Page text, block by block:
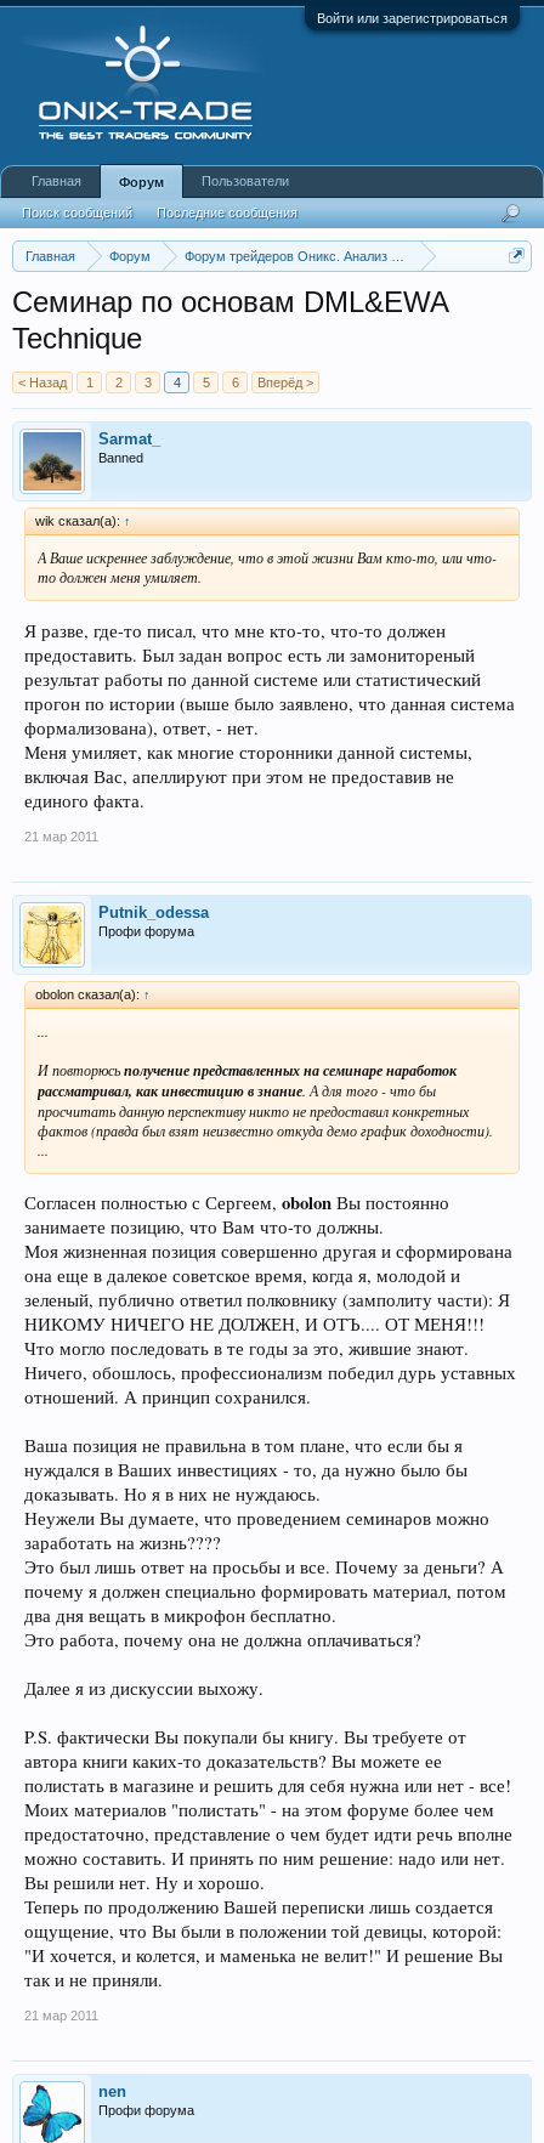
Войти или зарегистрироваться
Главная Форум
Форум трейдеров Оникс. Анализ и обсуждение рынка
Семинар по основам DML&EWA
Technique
< Назад 1 2 3 4 5 6 Вперёд >
Sarmat_
Banned
wik сказал(а): ↑
А Ваше искреннее заблуждение, что в этой жизни Вам кто-то, или что-
то должен меня умиляет.
Я разве, где-то писал, что мне кто-то, что-то должен
предоставить. Был задан вопрос есть ли замонитореный
результат работы по данной системе или статистический
прогон по истории (выше было заявлено, что данная система
формализована), ответ, - нет.
Меня умиляет, как многие сторонники данной системы,
включая Вас, апеллируют при этом не предоставив не
единого факта.
21 мар 2011
Putnik_odessa
Профи форума
obolon сказал(а): ↑
...
И повторюсьполучение представленных на семинаре наработок
рассматривал, как инвестицию в знание. А для того - что бы
просчитать данную перспективу никто не предоставил конкретных
фактов (правда был взят неизвестно откуда демо график доходности).
...
Согласен полностью с Сергеем, obolon Вы постоянно
занимаете позицию, что Вам что-то должны.
Моя жизненная позиция совершенно другая и сформирована
она еще в далекое советское время, когда я, молодой и
зеленый, публично ответил полковнику (замполиту части): Я
НИКОМУ НИЧЕГО НЕ ДОЛЖЕН, И ОТЪ.... ОТ МЕНЯ!!!
Что могло последовать в те годы за это, жившие знают.
Ничего, обошлось, профессионализм победил дурь уставных
отношений. А принцип сохранился.
Ваша позиция не правильна в том плане, что если бы я
нуждался в Ваших инвестициях - то, да нужно было бы
доказывать. Но я в них не нуждаюсь.
Неужели Вы думаете, что проведением семинаров можно
заработать на жизнь????
Это был лишь ответ на просьбы и все. Почему за деньги? А
почему я должен специально формировать материал, потом
два дня вещать в микрофон бесплатно.
Это работа, почему она не должна оплачиваться?
Далее я из дискуссии выхожу.
P.S. фактически Вы покупали бы книгу. Вы требуете от
автора книги каких-то доказательств? Вы можете ее
полистать в магазине и решить для себя нужна или нет - все!
Моих материалов "полистать" - на этом форуме более чем
предостаточно, представление о чем будет идти речь вполне
можно составить. И принять по ним решение: надо или нет.
Вы решили нет. Ну и хорошо.
Теперь по продолжению Вашей переписки лишь создается
ощущение, что Вы были в положении той девицы, которой:
"И хочется, и колется, и маменька не велит!" И решение Вы
так и не приняли.
21 мар 2011
nen
Профи форума
Главная Форум
Поиск сообщений Последние сообщения
Пользователи